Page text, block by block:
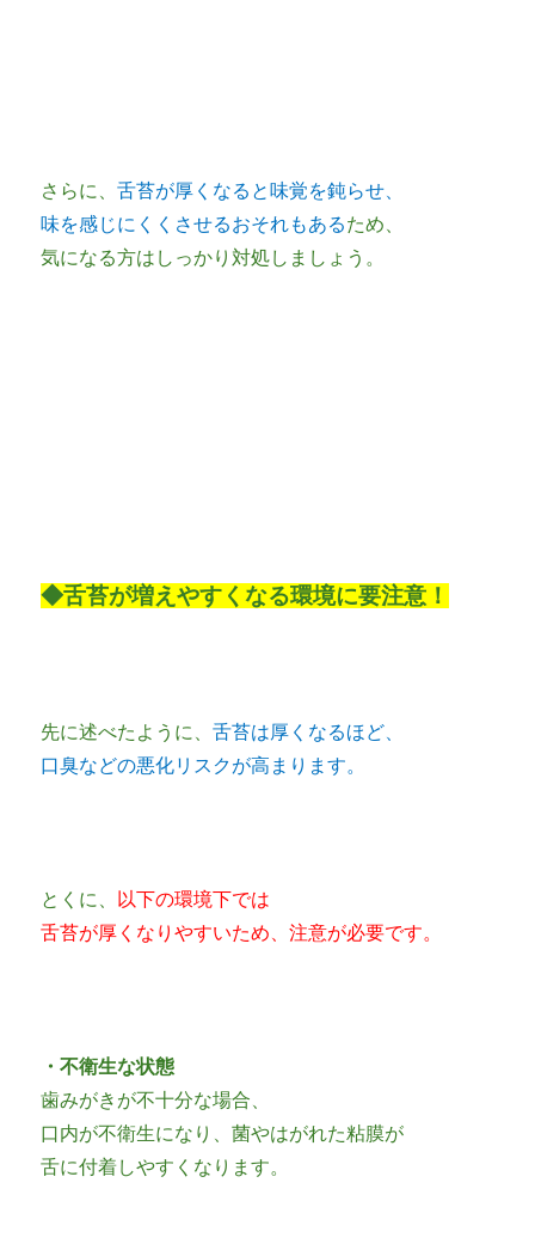
さらに、舌苔が厚くなると味覚を鈍らせ、
味を感じにくくさせるおそれもあるため、
気になる方はしっかり対処しましょう。
◆舌苔が増えやすくなる環境に要注意！
先に述べたように、舌苔は厚くなるほど、
口臭などの悪化リスクが高まります。
とくに、
以下の環境下では
舌苔が厚くなりやすいため、注意が必要です。
・不衛生な状態
歯みがきが不十分な場合、
口内が不衛生になり、菌やはがれた粘膜が
舌に付着しやすくなります。